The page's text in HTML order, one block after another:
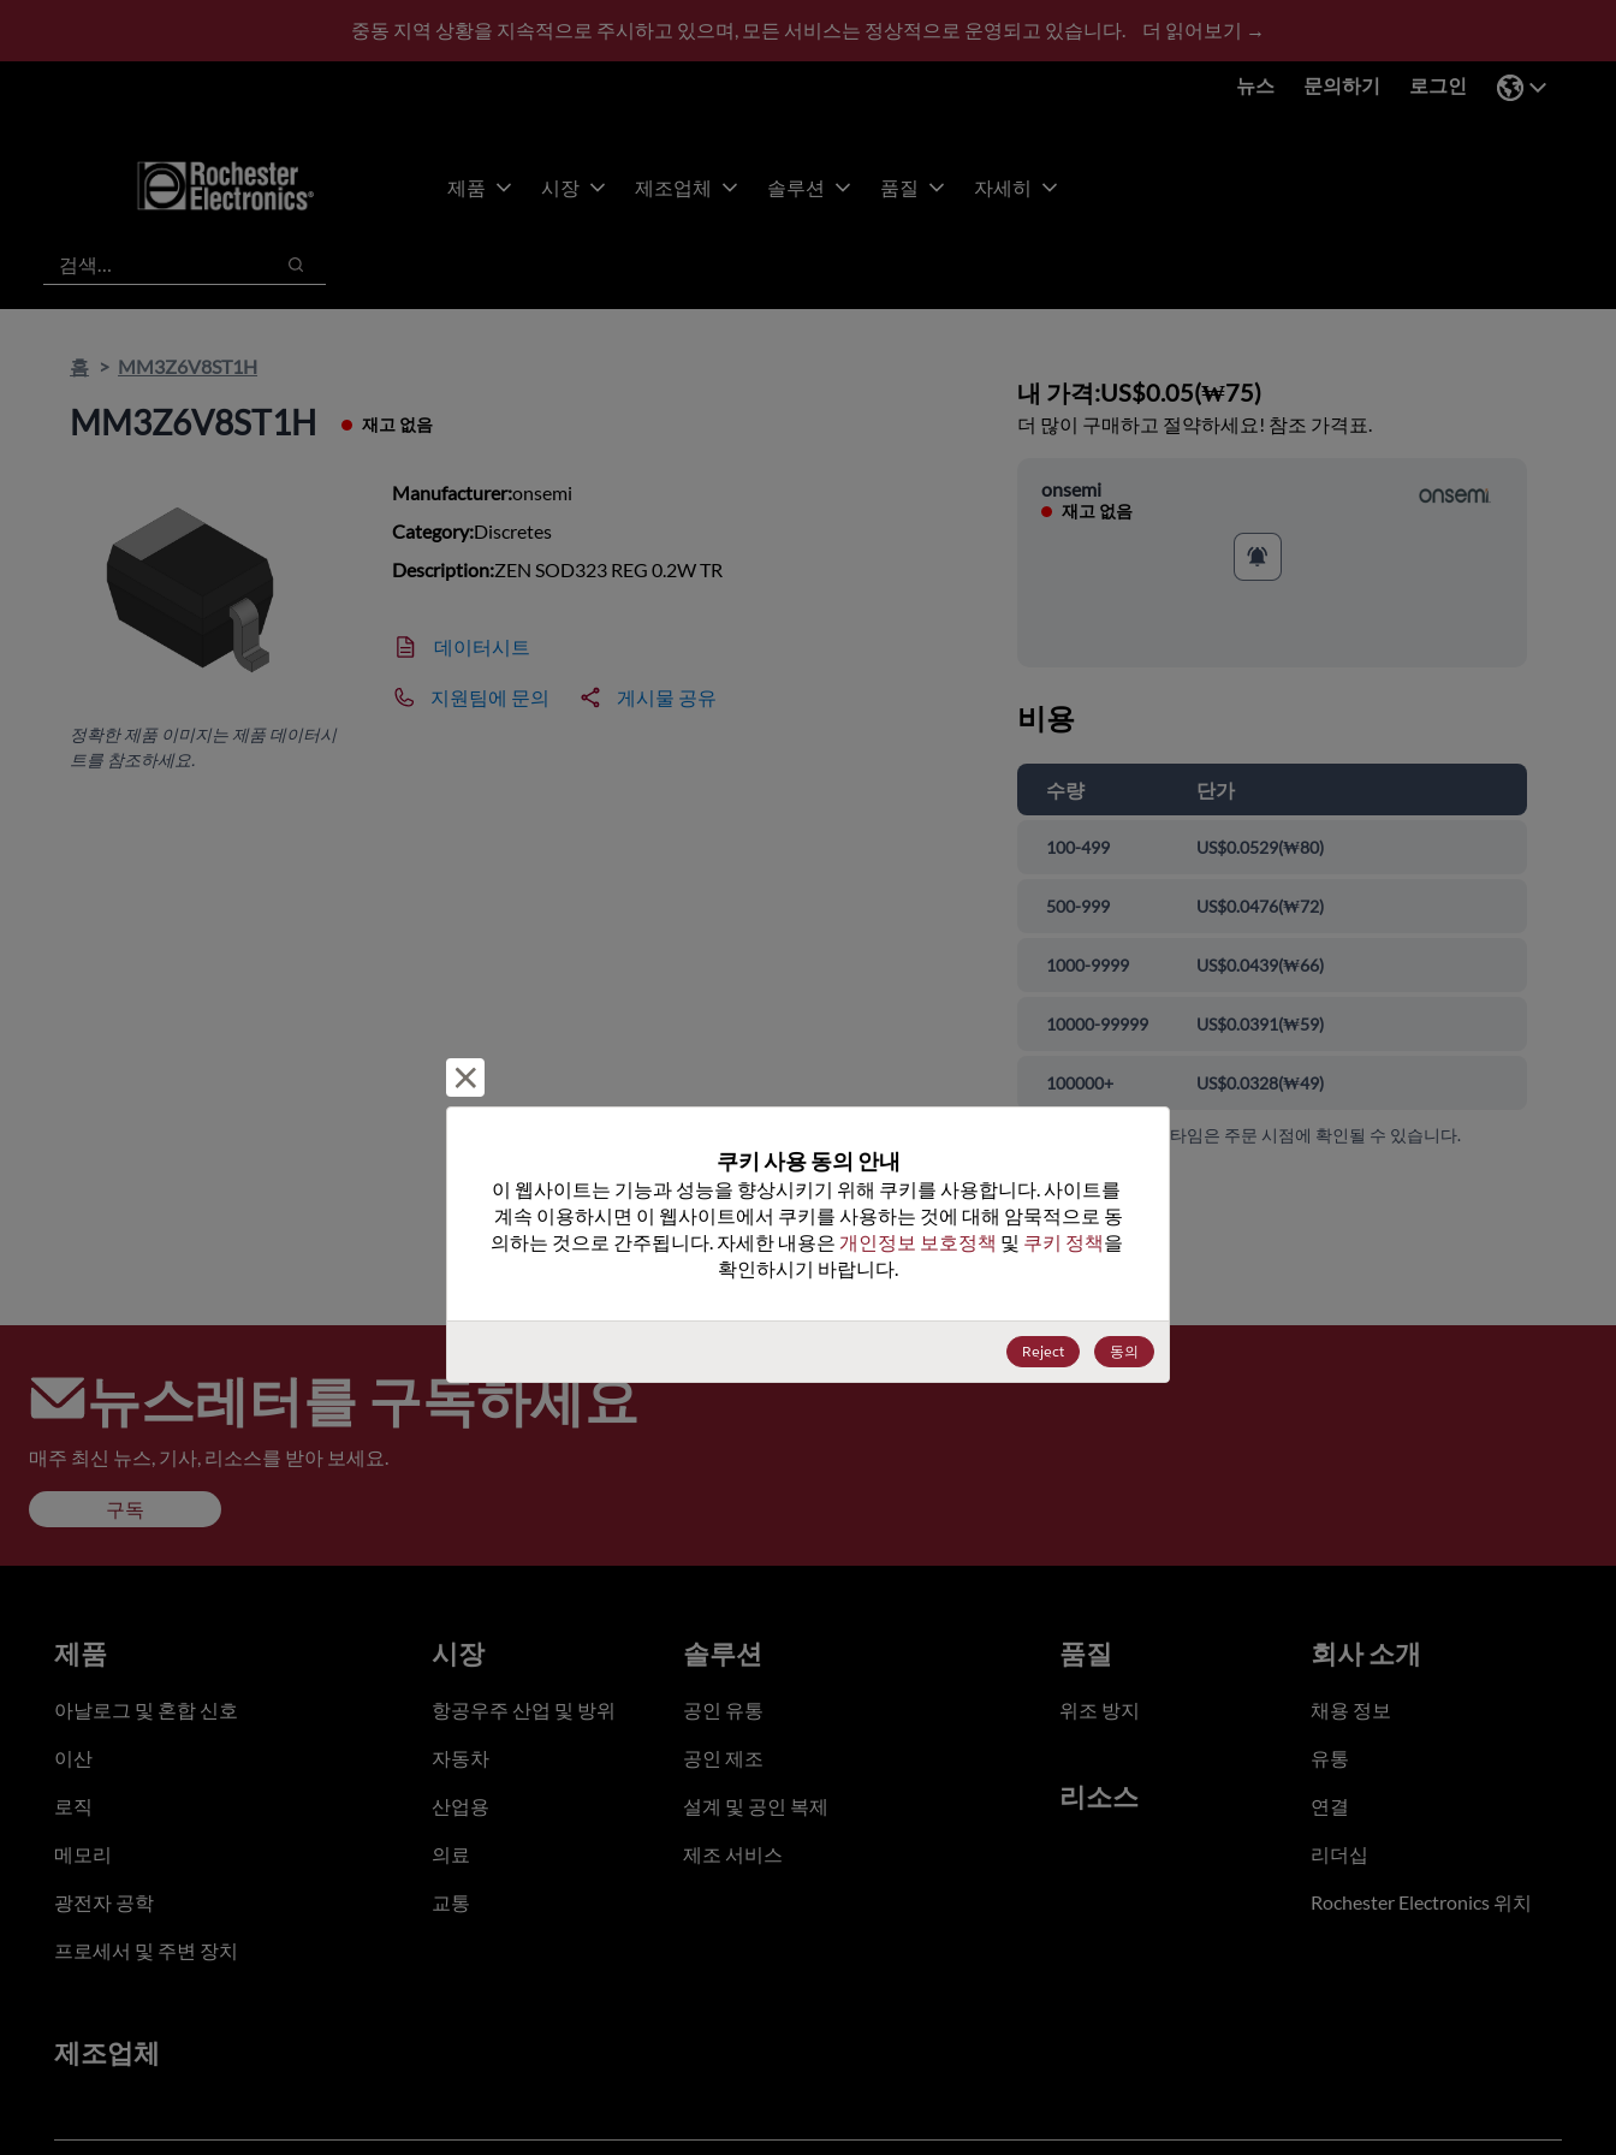
중동 지역 상황을 지속적으로 주시하고 있으며, 모든 서비스는 정상적으로 운영되고 있습니다. 더 읽어보기 →
뉴스 문의하기 로그인
제품 시장 제조업체 솔루션 품질 자세히
검색
검색
홈 MM3Z6V8ST1H
MM3Z6V8ST1H 재고 없음
정확한 제품 이미지는 제품 데이터시
트를 참조하세요.
Manufacturer:onsemi
Category:Discretes
Description:ZEN SOD323 REG 0.2W TR
데이터시트
지원팀에 문의 게시물 공유
내 가격:US$0.05(₩75)
더 많이 구매하고 절약하세요! 참조 가격표.
onsemi
재고 없음
비용
수량 단가
100-499 US$0.0529(₩80)
500-999 US$0.0476(₩72)
1000-9999 US$0.0439(₩66)
10000-99999 US$0.0391(₩59)
100000+ US$0.0328(₩49)
가격, 가용성 및 리드 타임은 주문 시점에 확인될 수 있습니다.
더 많은 뉴스 보기
뉴스레터를 구독하세요
매주 최신 뉴스, 기사, 리소스를 받아 보세요.
구독
쿠키 사용 동의 안내
이 웹사이트는 기능과 성능을 향상시키기 위해 쿠키를 사용합니다. 사이트를
계속 이용하시면 이 웹사이트에서 쿠키를 사용하는 것에 대해 암묵적으로 동
의하는 것으로 간주됩니다. 자세한 내용은 개인정보 보호정책 및 쿠키 정책을
확인하시기 바랍니다.
Reject 동의
제품
아날로그 및 혼합 신호
이산
로직
메모리
광전자 공학
프로세서 및 주변 장치
시장
항공우주 산업 및 방위
자동차
산업용
의료
교통
솔루션
공인 유통
공인 제조
설계 및 공인 복제
제조 서비스
품질
위조 방지
리소스
회사 소개
채용 정보
유통
연결
리더십
Rochester Electronics 위치
제조업체